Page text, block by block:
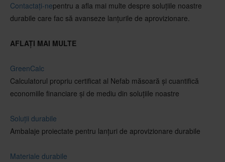
Contactați-nepentru a afla mai multe despre soluțiile noastre
durabile care fac să avanseze lanțurile de aprovizionare.
AFLAȚI MAI MULTE
GreenCalc
Calculatorul propriu certificat al Nefab măsoară și cuantifică
economiile financiare și de mediu din soluțiile noastre
Soluții durabile
Ambalaje proiectate pentru lanțuri de aprovizionare durabile
Materiale durabile